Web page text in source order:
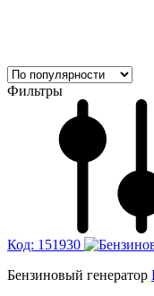
Фильтры
Код: 151930
Бензиновый генератор